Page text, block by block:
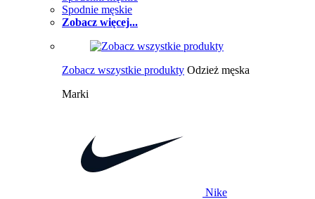
Spodnie męskie
Zobacz więcej...
Zobacz wszystkie produkty Odzież męska
Marki
Nike